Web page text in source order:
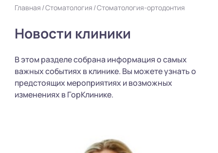
Главная Стоматология Стоматология-ортодонтия
Новости клиники
В этом разделе собрана информация о самых
важных событиях в клинике. Вы можете узнать о
предстоящих мероприятиях и возможных
изменениях в ГорКлинике.